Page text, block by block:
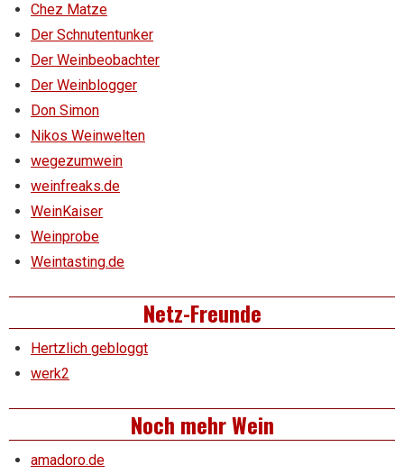
Chez Matze
Der Schnutentunker
Der Weinbeobachter
Der Weinblogger
Don Simon
Nikos Weinwelten
wegezumwein
weinfreaks.de
WeinKaiser
Weinprobe
Weintasting.de
Netz-Freunde
Hertzlich gebloggt
werk2
Noch mehr Wein
amadoro.de